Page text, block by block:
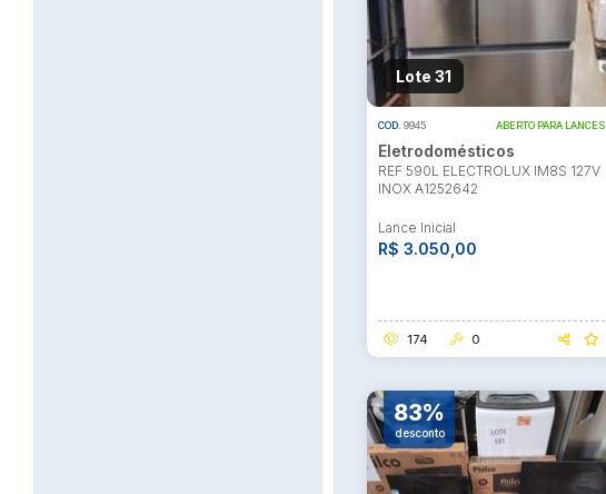
Lote 31
COD. 9945 ABERTO PARA LANCES
Eletrodomésticos
REF 590L ELECTROLUX IM8S 127V
INOX A1252642
Lance Inicial
R$ 3.050,00
174 0
83%
desconto